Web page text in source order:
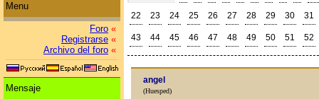
Menu
Foro «
Registrarse «
Archivo del foro «
Mensaje
22 23 24 25 26 27 28 29 30 31
43 44 45 46 47 48 49 50 51 52
angel
(Huesped)